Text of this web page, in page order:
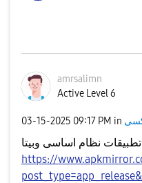
amrsalimn
Active Level 6
‎03-15-2025 09:17 PM in
نظام اساسى وبيتا
https://